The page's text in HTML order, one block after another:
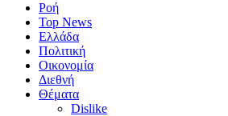
Ροή
Top News
Ελλάδα
Πολιτική
Οικονομία
Διεθνή
Θέματα
Dislike